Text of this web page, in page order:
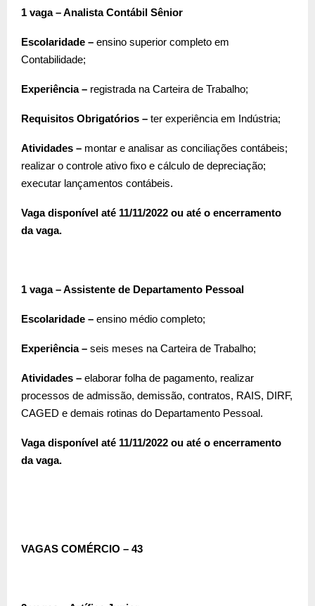
1 vaga – Analista Contábil Sênior
Escolaridade – ensino superior completo em
Contabilidade;
Experiência – registrada na Carteira de Trabalho;
Requisitos Obrigatórios – ter experiência em Indústria;
Atividades – montar e analisar as conciliações contábeis;
realizar o controle ativo fixo e cálculo de depreciação;
executar lançamentos contábeis.
Vaga disponível até 11/11/2022 ou até o encerramento
da vaga.
1 vaga – Assistente de Departamento Pessoal
Escolaridade – ensino médio completo;
Experiência – seis meses na Carteira de Trabalho;
Atividades – elaborar folha de pagamento, realizar
processos de admissão, demissão, contratos, RAIS, DIRF,
CAGED e demais rotinas do Departamento Pessoal.
Vaga disponível até 11/11/2022 ou até o encerramento
da vaga.
VAGAS COMÉRCIO – 43